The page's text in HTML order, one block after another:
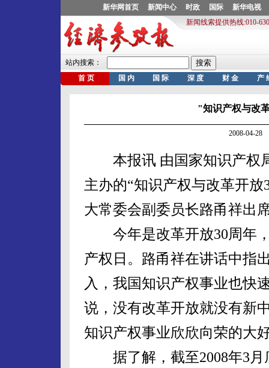
"知识产权与改
2008-04-28
本报讯 由国家知识产权
主办的“知识产权与改革开
大常委会副委员长路甬祥出
今年是改革开放30周年，
产权日。路甬祥在讲话中指
入，我国知识产权事业也快
说，没有改革开放就没有新
知识产权事业欣欣向荣的大
据了解，截至2008年3月